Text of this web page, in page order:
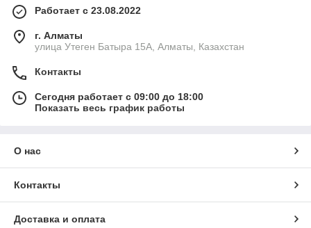
Работает с 23.08.2022
г. Алматы
улица Утеген Батыра 15А, Алматы, Казахстан
Контакты
Сегодня работает с 09:00 до 18:00
Показать весь график работы
О нас
Контакты
Доставка и оплата